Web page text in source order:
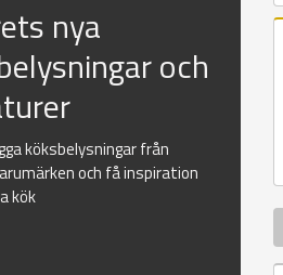
nya
och
köksbelysningar från
och få inspiration
kök